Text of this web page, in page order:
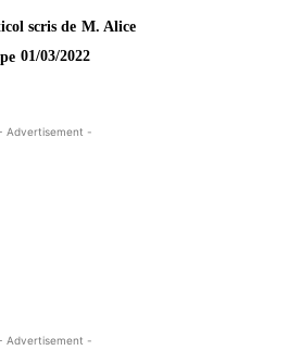
scris de M. Alice
pe 01/03/2022
Advertisement -
Advertisement -